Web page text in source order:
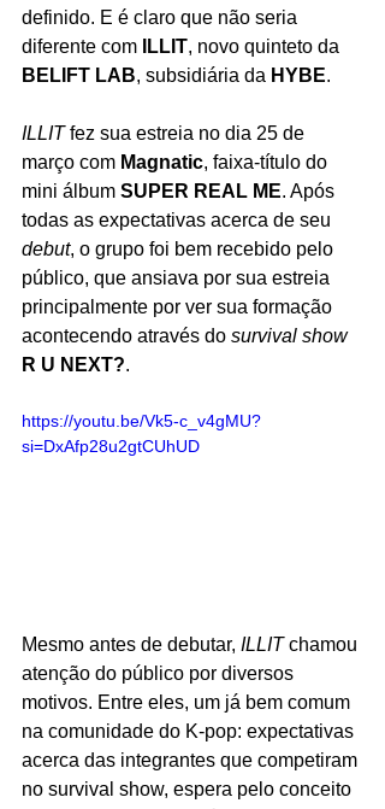
definido. E é claro que não seria
diferente com
ILLIT, novo quinteto da
BELIFT LAB, subsidiária da HYBE.
ILLIT fez sua estreia no dia 25 de
março com Magnatic, faixa-título do
mini álbum SUPER REAL ME. Após
todas as expectativas acerca de seu
debut, o grupo foi bem recebido pelo
público, que ansiava por sua estreia
principalmente por ver sua formação
acontecendo através do survival show
R U NEXT?.
https://youtu.be/Vk5-c_v4gMU?
si=DxAfp28u2gtCUhUD
Mesmo antes de debutar, ILLIT chamou
atenção do público por diversos
motivos. Entre eles, um já bem comum
na comunidade do K-pop: expectativas
acerca das integrantes que competiram
no survival show, espera pelo conceito